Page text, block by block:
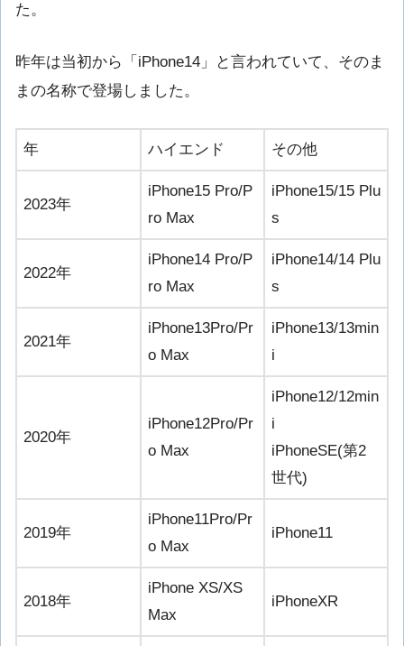
た。
昨年は当初から「iPhone14」と言われていて、そのま
まの名称で登場しました。
年 ハイエンド その他
2023年
iPhone15 Pro/P
ro Max
iPhone15/15 Plu
s
2022年
iPhone14 Pro/P
ro Max
iPhone14/14 Plu
s
2021年
iPhone13Pro/Pr
o Max
iPhone13/13min
i
2020年
iPhone12Pro/Pr
o Max
iPhone12/12min
i
iPhoneSE(第2
世代)
2019年
iPhone11Pro/Pr
o Max
iPhone11
2018年
iPhone XS/XS
Max
iPhoneXR